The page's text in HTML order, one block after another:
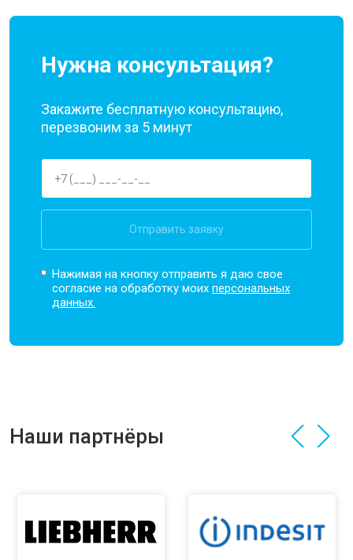
Нужна консультация?
Закажите бесплатную консультацию,
перезвоним за 5 минут
Отправить заявку
Нажимая на кнопку отправить я даю свое
согласие на обработку моихперсональных
данных.
Наши партнёры